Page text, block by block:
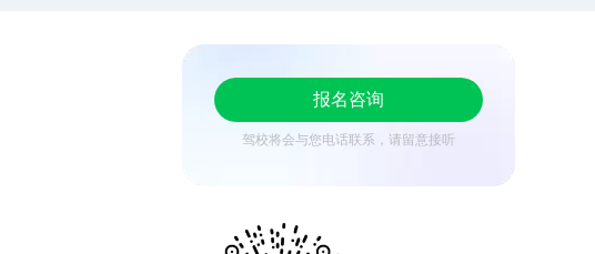
报名咨询
驾校将会与您电话联系，请留意接听